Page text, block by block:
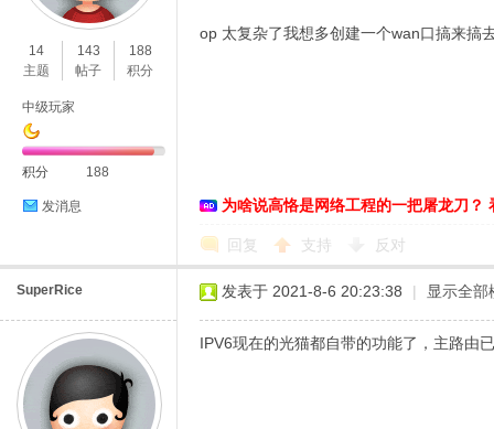
14
主题
143
帖子
188
积分
中级玩家
积分 188
发消息
op 太复杂了我想多创建一个wan口搞来搞
为啥说高恪是网络工程的一把屠龙刀？
回复 支持 反对
SuperRice 发表于 2021-8-6 20:23:38 | 显示全部
IPV6现在的光猫都自带的功能了，主路由